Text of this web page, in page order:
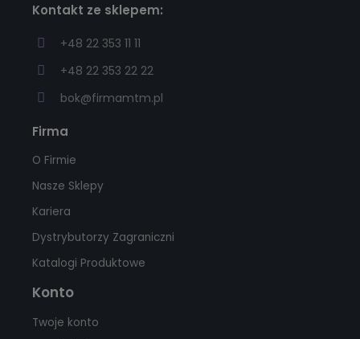
Kontakt ze sklepem:
+48 22 353 11 11
+48 22 353 22 22
bok@firmamtm.pl
Firma
O Firmie
Nasze Sklepy
Kariera
Dystrybutorzy Zagraniczni
Katalogi Produktowe
Konto
Twoje konto